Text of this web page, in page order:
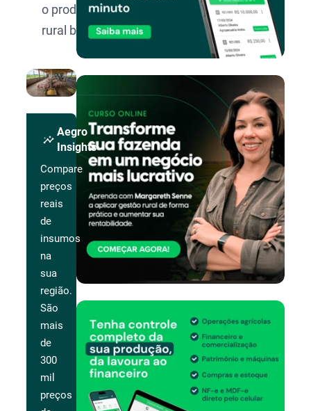
o produtor
rural brasileiro.
insights
Aegro
Insights
Compare
preços
reais
de
insumos
na
sua
região.
São
mais
de
300
mil
preços